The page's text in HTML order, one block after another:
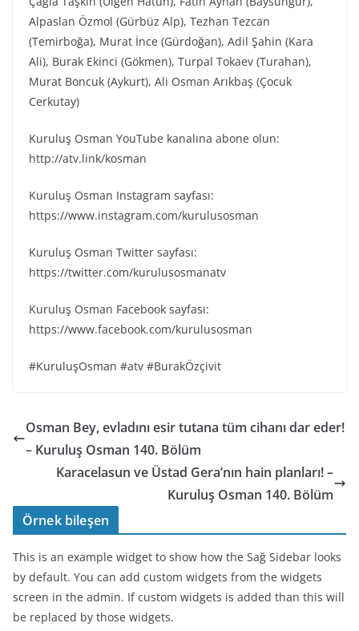
Alpaslan Özmol (Gürbüz Alp), Tezhan Tezcan
(Temirboğa), Murat İnce (Gürdoğan), Adil Şahin (Kara
Ali), Burak Ekinci (Gökmen), Turpal Tokaev (Turahan),
Murat Boncuk (Aykurt), Ali Osman Arıkbaş (Çocuk
Cerkutay)
Kuruluş Osman YouTube kanalına abone olun:
http://atv.link/kosman
Kuruluş Osman Instagram sayfası:
https://www.instagram.com/kurulusosman
Kuruluş Osman Twitter sayfası:
https://twitter.com/kurulusosmanatv
Kuruluş Osman Facebook sayfası:
https://www.facebook.com/kurulusosman
#KuruluşOsman #atv #BurakÖzçivit
Osman Bey, evladını esir tutana tüm cihanı dar eder!
– Kuruluş Osman 140. Bölüm
Karacelasun ve Üstad Gera’nın hain planları! –
Kuruluş Osman 140. Bölüm
Örnek bileşen
This is an example widget to show how the Sağ Sidebar looks
by default. You can add custom widgets from the widgets
screen in the admin. If custom widgets is added than this will
be replaced by those widgets.